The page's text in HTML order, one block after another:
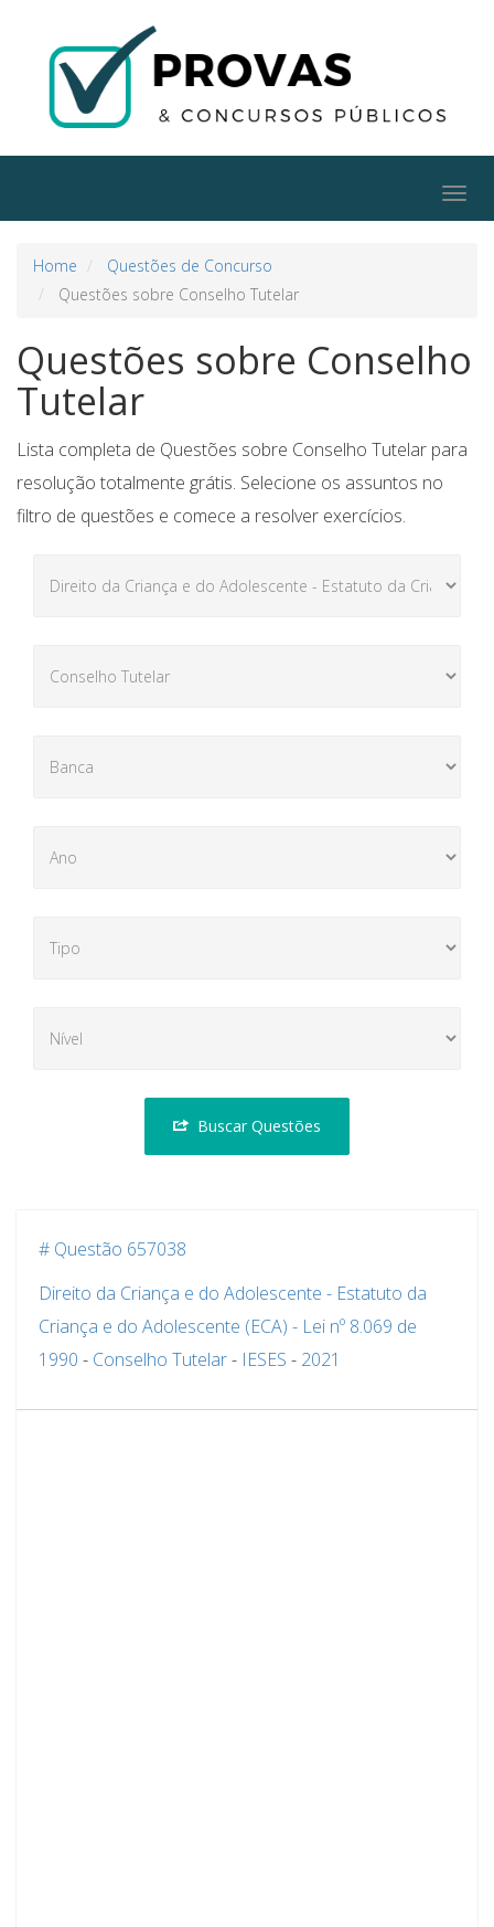
Home
Questões de Concurso
Questões sobre Conselho Tutelar
Questões sobre Conselho
Tutelar
Lista completa de Questões sobre Conselho Tutelar para
resolução totalmente grátis. Selecione os assuntos no
filtro de questões e comece a resolver exercícios.
Buscar Questões
# Questão 657038
Direito da Criança e do Adolescente - Estatuto da
Criança e do Adolescente (ECA) - Lei nº 8.069 de
1990 - Conselho Tutelar- IESES - 2021